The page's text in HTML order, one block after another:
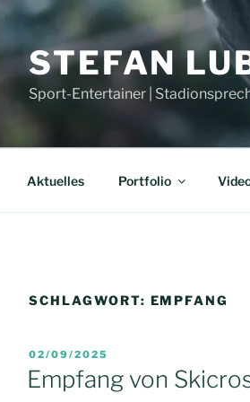
STEFAN
Sport-Entertainer |
Aktuelles Portfolio
SCHLAGWORT: EMPFANG
VERÖFFENTLICHT
AM
02/09/2025
Empfang von